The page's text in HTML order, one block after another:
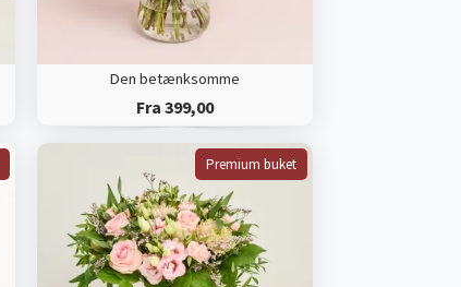
Den betænksomme
Fra 399,00
Premium buket